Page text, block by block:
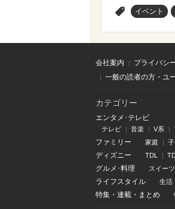
イベント
会社案内 プライバシ
一般の読者の方・ユ
カテゴリー
エンタメ･テレビ
テレビ 音楽 V系
ファミリー 家庭
ディズニー TDL
グルメ･料理 スイーツ
ライフスタイル 生活
特集 ・ 連載 ・ まとめ